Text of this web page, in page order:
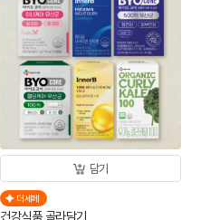
담기
더세페
건강식품 골라담기